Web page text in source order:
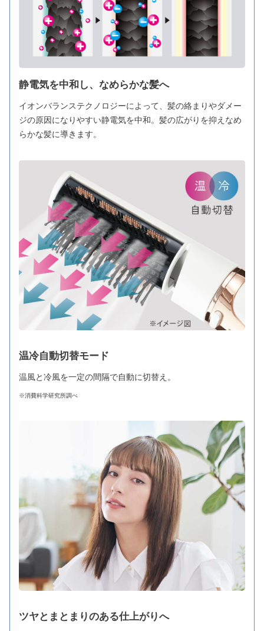
静電気を中和し、なめらかな髪へ
イオンバランステクノロジーによって、髪の絡まりやダメー
ジの原因になりやすい静電気を中和。髪の広がりを抑えなめ
らかな髪に導きます。
温冷自動切替モード
温風と冷風を一定の間隔で自動に切替え。
※消費科学研究所調べ
ツヤとまとまりのある仕上がりへ